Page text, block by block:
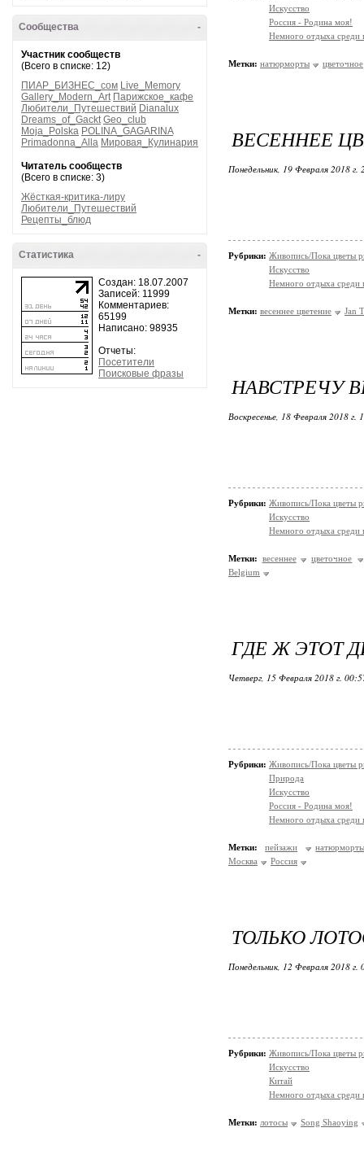
-
Сообщества
Участник сообществ
(Всего в списке: 12)
ПИАР_БИЗНЕС_сом Live_Memory
Gallery_Modern_Art Парижское_кафе
Любители_Путешествий Dianalux
Dreams_of_Gackt Geo_club
Moja_Polska POLINA_GAGARINA
Primadonna_Alla Мировая_Кулинария
Читатель сообществ
(Всего в списке: 3)
Жёсткая-критика-лиру
Любители_Путешествий
Рецепты_блюд
-
Статистика
Создан: 18.07.2007
Записей: 11999
Комментариев:
65199
Написано: 98935
Отчеты:
Посетители
Поисковые фразы
Искусство
Россия - Родина моя!
Немного отдыха среди
Метки: натюрморты цветочное
ВЕСЕННЕЕ
Понедельник, 19 Февраля 2018
Рубрики: Живопись/Пока цветы
Искусство
Немного отдыха среди
Метки: весеннее цветение Jan
НАВСТРЕЧУ
Воскресенье, 18 Февраля 2018 г.
Рубрики: Живопись/Пока цветы
Искусство
Немного отдыха среди
Метки: весеннее
цветочное
Belgium
ГДЕ Ж ЭТОТ
Четверг, 15 Февраля 2018 г.
Рубрики: Живопись/Пока цветы
Природа
Искусство
Россия - Родина моя!
Немного отдыха среди
Метки: пейзажи
Москва
Россия
ТОЛЬКО
Понедельник, 12 Февраля 2018
Рубрики: Живопись/Пока цветы
Искусство
Китай
Немного отдыха среди
Метки: лотосы Song Shaoying